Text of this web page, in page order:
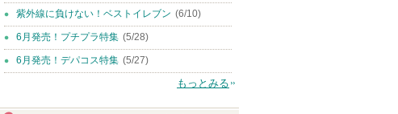
紫外線に負けない！ベストイレブン (6/10)
6月発売！プチプラ特集 (5/28)
6月発売！デパコス特集 (5/27)
もっとみる